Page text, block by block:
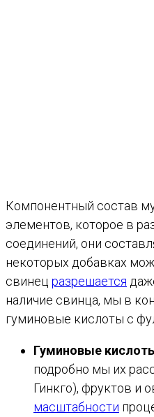
Компонентный состав
элементов, которое в
соединений, они
некоторых добавках
свинец разрешается
наличие свинца, мы в
гуминовые кислоты с
Гуминовые
подробно мы их
Гинкго), фруктов и
масштабности